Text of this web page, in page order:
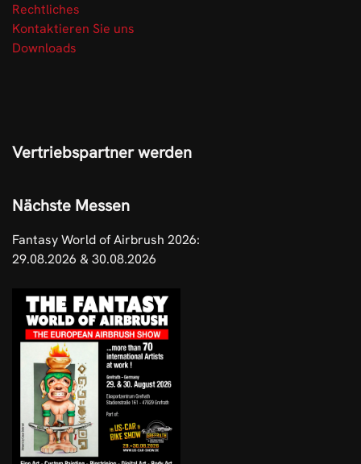
Rechtliches
Kontaktieren Sie uns
Downloads
Vertriebspartner werden
Nächste Messen
Fantasy World of Airbrush 2026:
29.08.2026 & 30.08.2026